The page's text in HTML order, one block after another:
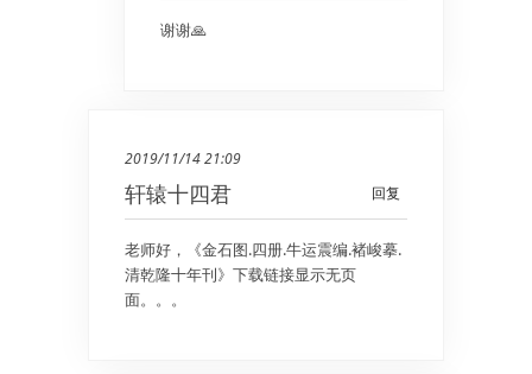
谢谢🙏
2019/11/14 21:09
回复
轩辕十四君
老师好，《金石图.四册.牛运震编.褚峻摹.
清乾隆十年刊》下载链接显示无页
面。。。